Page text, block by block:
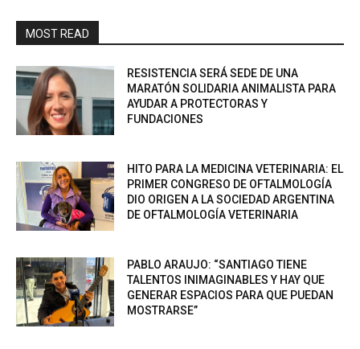
MOST READ
RESISTENCIA SERÁ SEDE DE UNA
MARATÓN SOLIDARIA ANIMALISTA PARA
AYUDAR A PROTECTORAS Y
FUNDACIONES
HITO PARA LA MEDICINA VETERINARIA: EL
PRIMER CONGRESO DE OFTALMOLOGÍA
DIO ORIGEN A LA SOCIEDAD ARGENTINA
DE OFTALMOLOGÍA VETERINARIA
PABLO ARAUJO: “SANTIAGO TIENE
TALENTOS INIMAGINABLES Y HAY QUE
GENERAR ESPACIOS PARA QUE PUEDAN
MOSTRARSE”